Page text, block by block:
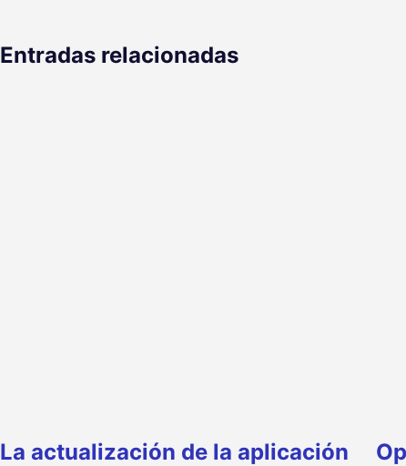
Entradas relacionadas
La actualización de la aplicación